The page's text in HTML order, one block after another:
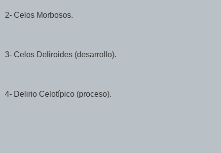
2- Celos Morbosos.
3- Celos Deliroides (desarrollo).
4- Delirio Celotípico (proceso).